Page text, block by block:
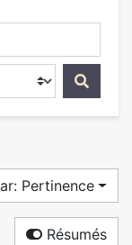
Pertinence
Résumés